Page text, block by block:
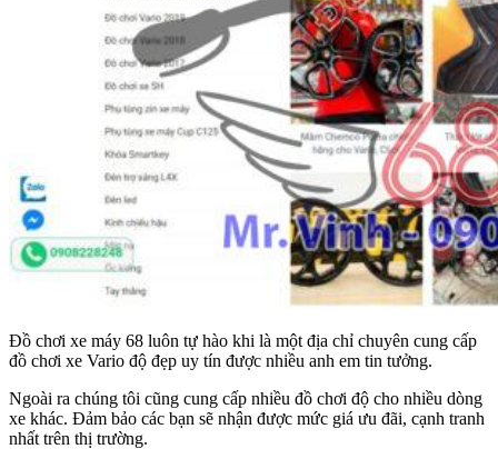
Đồ chơi xe máy 68 luôn tự hào khi là một địa chỉ chuyên cung cấp
đồ chơi xe Vario độ đẹp uy tín được nhiều anh em tin tưởng.
Ngoài ra chúng tôi cũng cung cấp nhiều đồ chơi độ cho nhiều dòng
xe khác. Đảm bảo các bạn sẽ nhận được mức giá ưu đãi, cạnh tranh
nhất trên thị trường.